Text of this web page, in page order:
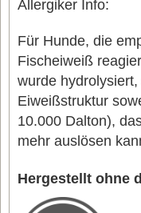
Allergiker Info:
Für Hunde, die
Fischeiweiß
wurde
Eiweißstruktur
10.000 Dalton),
mehr auslösen
Hergestellt ohne